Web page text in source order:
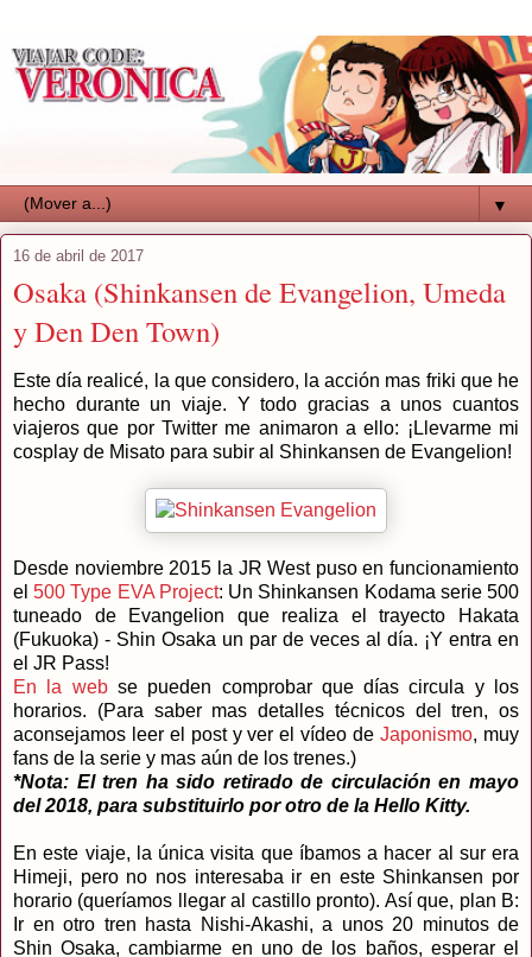
▼
16 de abril de 2017
Osaka (Shinkansen de Evangelion, Umeda
y Den Den Town)
Este día realicé, la que considero, la acción mas friki que he
hecho durante un viaje. Y todo gracias a unos cuantos
viajeros que por Twitter me animaron a ello: ¡Llevarme mi
cosplay de Misato para subir al Shinkansen de Evangelion!
Desde noviembre 2015 la JR West puso en funcionamiento
el500 Type EVA Project: Un Shinkansen Kodama serie 500
tuneado de Evangelion que realiza el trayecto Hakata
(Fukuoka) - Shin Osaka un par de veces al día. ¡Y entra en
el JR Pass!
En la webse pueden comprobar que días circula y los
horarios. (Para saber mas detalles técnicos del tren, os
aconsejamos leer el post y ver el vídeo deJaponismo, muy
fans de la serie y mas aún de los trenes.)
*Nota: El tren ha sido retirado de circulación en mayo
del 2018, para substituirlo por otro de la Hello Kitty.
En este viaje, la única visita que íbamos a hacer al sur era
Himeji, pero no nos interesaba ir en este Shinkansen por
horario (queríamos llegar al castillo pronto). Así que, plan B:
Ir en otro tren hasta Nishi-Akashi, a unos 20 minutos de
Shin Osaka, cambiarme en uno de los baños, esperar el